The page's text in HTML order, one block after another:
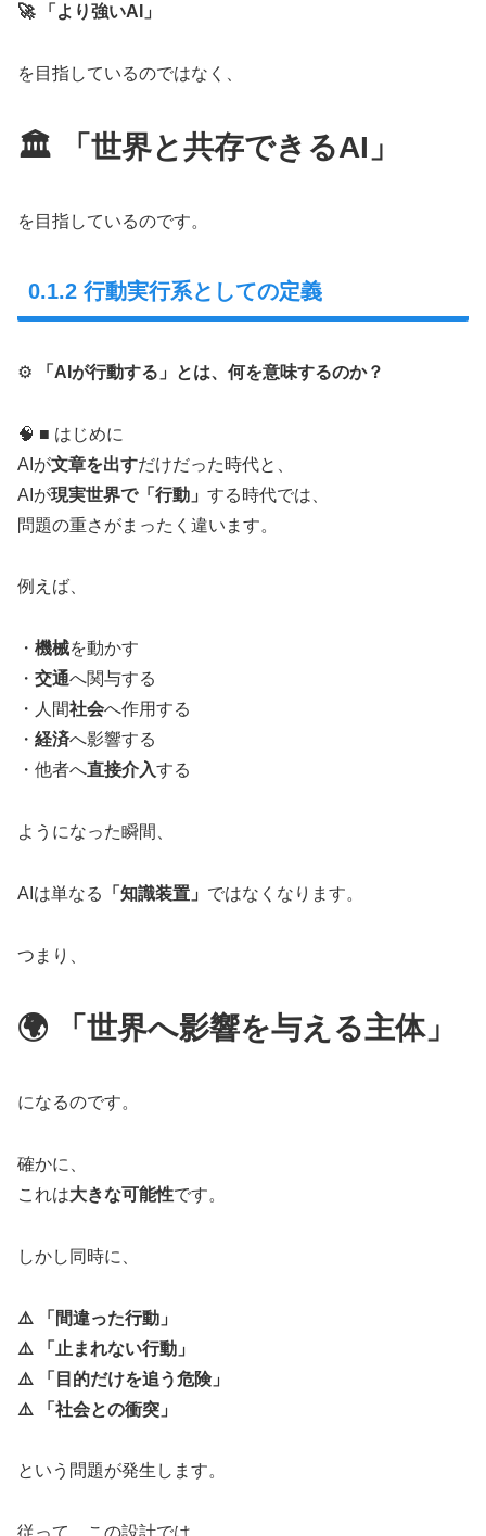
🚀 「より強いAI」
を目指しているのではなく、
🏛️ 「世界と共存できるAI」
を目指しているのです。
0.1.2 行動実行系としての定義
⚙️ 「AIが行動する」とは、何を意味するのか？
🧠 ■ はじめに
AIが文章を出すだけだった時代と、
AIが現実世界で「行動」 する時代では、
問題の重さがまったく違います。
例えば、
・ 機械を動かす
・ 交通へ関与する
・人間社会へ作用する
・ 経済へ影響する
・他者へ直接介入する
ようになった瞬間、
AIは単なる 「知識装置」 ではなくなります。
つまり、
🌍 「世界へ影響を与える主体」
になるのです。
確かに、
これは大きな可能性です。
しかし同時に、
⚠️ 「間違った行動」
⚠️ 「止まれない行動」
⚠️ 「目的だけを追う危険」
⚠️ 「社会との衝突」
という問題が発生します。